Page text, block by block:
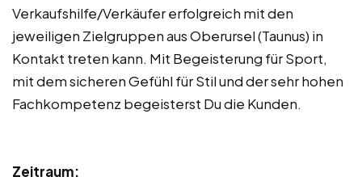
Verkaufshilfe/Verkäufer erfolgreich mit den
jeweiligen Zielgruppen aus Oberursel (Taunus) in
Kontakt treten kann. Mit Begeisterung für Sport,
mit dem sicheren Gefühl für Stil und der sehr hohen
Fachkompetenz begeisterst Du die Kunden.
Zeitraum: